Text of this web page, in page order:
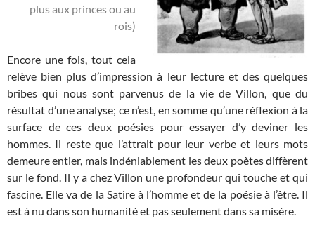
plus aux princes ou au
rois)
Encore une fois, tout cela
relève bien plus d’impression à leur lecture et des quelques
bribes qui nous sont parvenus de la vie de Villon, que du
résultat d’une analyse; ce n’est, en somme qu’une réflexion à la
surface de ces deux poésies pour essayer d’y deviner les
hommes. Il reste que l’attrait pour leur verbe et leurs mots
demeure entier, mais indéniablement les deux poètes diffèrent
sur le fond. Il y a chez Villon une profondeur qui touche et qui
fascine. Elle va de la Satire à l’homme et de la poésie à l’être. Il
est à nu dans son humanité et pas seulement dans sa misère.